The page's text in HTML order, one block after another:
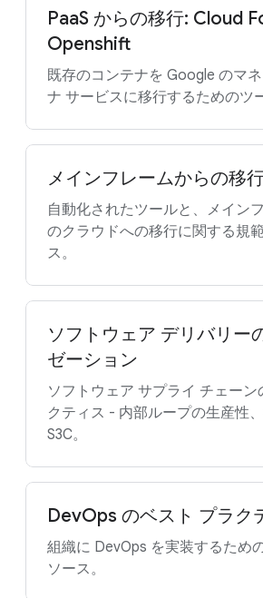
PaaS からの移行: Cloud
Openshift
既存のコンテナを Google のマ
ナ サービスに移行するためのツ
メインフレームからの移
自動化されたツールと、メイン
のクラウドへの移行に関する規
ス。
ソフトウェア デリバリー
ゼーション
ソフトウェア サプライ チェーン
クティス - 内部ループの生産性、
S3C。
DevOps のベスト プラク
組織に DevOps を実装するため
ソース。